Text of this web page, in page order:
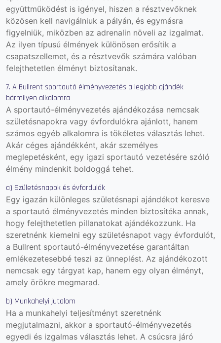
együttműködést is igényel, hiszen a résztvevőknek
közösen kell navigálniuk a pályán, és egymásra
figyelniük, miközben az adrenalin növeli az izgalmat.
Az ilyen típusú élmények különösen erősítik a
csapatszellemet, és a résztvevők számára valóban
felejthetetlen élményt biztosítanak.
7. A Bullrent sportautó élményvezetés a legjobb ajándék
bármilyen alkalomra
A sportautó-élményvezetés ajándékozása nemcsak
születésnapokra vagy évfordulókra ajánlott, hanem
számos egyéb alkalomra is tökéletes választás lehet.
Akár céges ajándékként, akár személyes
meglepetésként, egy igazi sportautó vezetésére szóló
élmény mindenkit boldoggá tehet.
a) Születésnapok és évfordulók
Egy igazán különleges születésnapi ajándékot keresve
a sportautó élményvezetés minden biztosítéka annak,
hogy felejthetetlen pillanatokat ajándékozzunk. Ha
szeretnénk kiemelni egy születésnapot vagy évfordulót,
a Bullrent sportautó-élményvezetése garantáltan
emlékezetesebbé teszi az ünneplést. Az ajándékozott
nemcsak egy tárgyat kap, hanem egy olyan élményt,
amely örökre megmarad.
b) Munkahelyi jutalom
Ha a munkahelyi teljesítményt szeretnénk
megjutalmazni, akkor a sportautó-élményvezetés
egyedi és izgalmas választás lehet. A csúcsra járó